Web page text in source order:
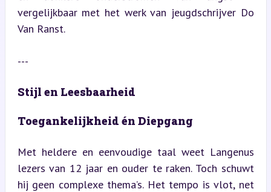
vergelijkbaar met het werk van jeugdschrijver Do
Van Ranst.
---
Stijl en Leesbaarheid
Toegankelijkheid én Diepgang
Met heldere en eenvoudige taal weet Langenus
lezers van 12 jaar en ouder te raken. Toch schuwt
hij geen complexe thema’s. Het tempo is vlot, net